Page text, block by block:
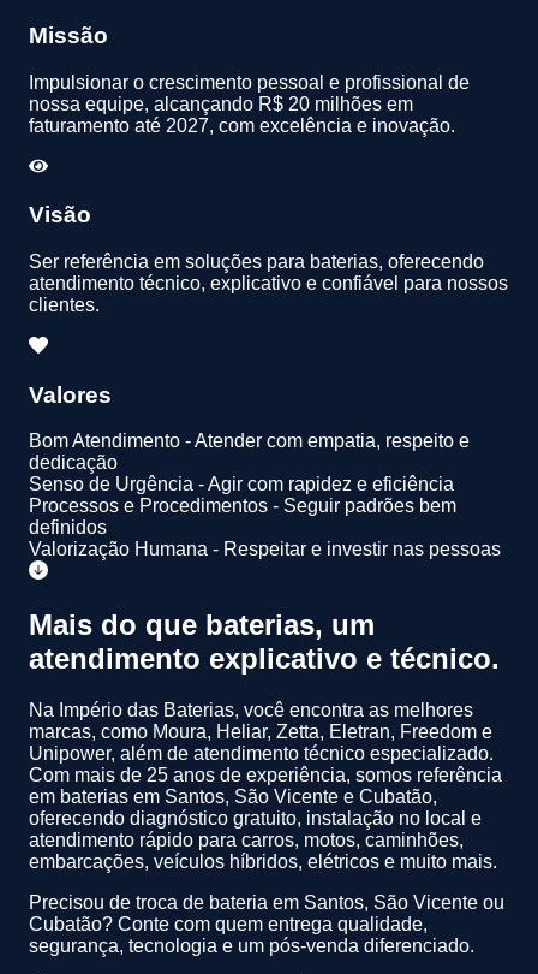
Missão
Impulsionar o crescimento pessoal e profissional de
nossa equipe, alcançando R$ 20 milhões em
faturamento até 2027, com excelência e inovação.
Visão
Ser referência em soluções para baterias, oferecendo
atendimento técnico, explicativo e confiável para nossos
clientes.
Valores
Bom Atendimento - Atender com empatia, respeito e
dedicação
Senso de Urgência - Agir com rapidez e eficiência
Processos e Procedimentos - Seguir padrões bem
definidos
Valorização Humana - Respeitar e investir nas pessoas
Mais do que baterias, um
atendimento explicativo e técnico.
Na Império das Baterias, você encontra as melhores
marcas, como Moura, Heliar, Zetta, Eletran, Freedom e
Unipower, além de atendimento técnico especializado.
Com mais de 25 anos de experiência, somos referência
em baterias em Santos, São Vicente e Cubatão,
oferecendo diagnóstico gratuito, instalação no local e
atendimento rápido para carros, motos, caminhões,
embarcações, veículos híbridos, elétricos e muito mais.
Precisou de troca de bateria em Santos, São Vicente ou
Cubatão? Conte com quem entrega qualidade,
segurança, tecnologia e um pós-venda diferenciado.